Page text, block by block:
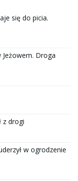
się do picia.
Jeżowem. Droga
z drogi
w ogrodzenie